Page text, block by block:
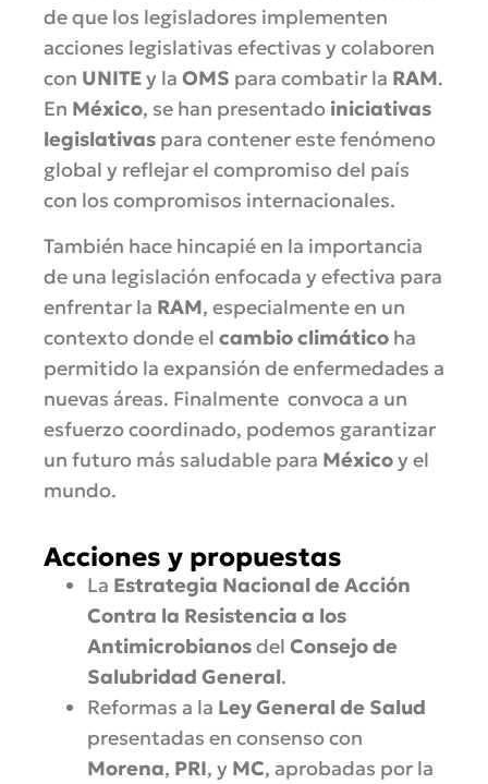
de que los legisladores implementen
acciones legislativas efectivas y colaboren
con UNITEy la OMS para combatir la RAM.
En México, se han presentado iniciativas
legislativas para contener este fenómeno
global y reflejar el compromiso del país
con los compromisos internacionales.
También hace hincapié en la importancia
de una legislación enfocada y efectiva para
enfrentar la RAM, especialmente en un
contexto donde el cambio climático ha
permitido la expansión de enfermedades a
nuevas áreas. Finalmente convoca a un
esfuerzo coordinado, podemos garantizar
un futuro más saludable para Méxicoy el
mundo.
Acciones y propuestas
La Estrategia Nacional de Acción
Contra la Resistencia a los
Antimicrobianosdel Consejo de
Salubridad General.
Reformas a la Ley General de Salud
presentadas en consenso con
Morena, PRI, y MC, aprobadas por la